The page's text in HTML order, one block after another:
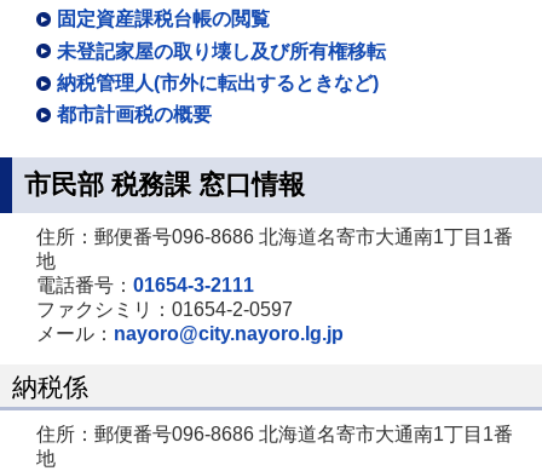
固定資産課税台帳の閲覧
未登記家屋の取り壊し及び所有権移転
納税管理人(市外に転出するときなど)
都市計画税の概要
市民部 税務課 窓口情報
住所：郵便番号096-8686 北海道名寄市大通南1丁目1番
地
電話番号： 01654-3-2111
ファクシミリ：01654-2-0597
メール： nayoro@city.nayoro.lg.jp
納税係
住所：郵便番号096-8686 北海道名寄市大通南1丁目1番
地